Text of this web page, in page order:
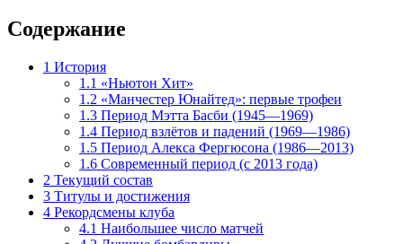
Содержание
1 История
1.1 «Ньютон Хит»
1.2 «Манчестер Юнайтед»: первые трофеи
1.3 Период Мэтта Басби (1945—1969)
1.4 Период взлётов и падений (1969—1986)
1.5 Период Алекса Фергюсона (1986—2013)
1.6 Современный период (с 2013 года)
2 Текущий состав
3 Титулы и достижения
4 Рекордсмены клуба
4.1 Наибольшее число матчей